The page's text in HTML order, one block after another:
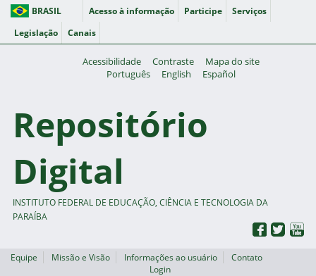
BRASIL Acesso à informação Participe
Serviços
Legislação
Canais
Acessibilidade Contraste
Mapa do site
Português
English Español
Repositório
Digital
INSTITUTO FEDERAL DE EDUCAÇÃO, CIÊNCIA E TECNOLOGIA DA
PARAÍBA
Equipe Missão e Visão Informações ao usuário
Contato
Login